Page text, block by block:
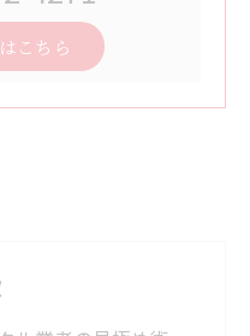
こちら